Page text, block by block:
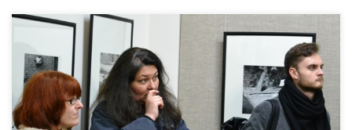
19 березня в галереї «SweetАрт-Знання» відкрилася виставка
фотографій Сергія Лопатюка.